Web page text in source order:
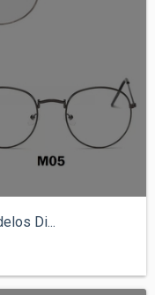
Di...